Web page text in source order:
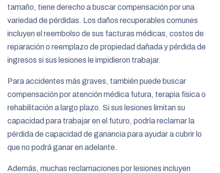
tamaño, tiene derecho a buscar compensación por una
variedad de pérdidas. Los daños recuperables comunes
incluyen el reembolso de sus facturas médicas, costos de
reparación o reemplazo de propiedad dañada y pérdida de
ingresos si sus lesiones le impidieron trabajar.
Para accidentes más graves, también puede buscar
compensación por atención médica futura, terapia física o
rehabilitación a largo plazo. Si sus lesiones limitan su
capacidad para trabajar en el futuro, podría reclamar la
pérdida de capacidad de ganancia para ayudar a cubrir lo
que no podrá ganar en adelante.
Además, muchas reclamaciones por lesiones incluyen